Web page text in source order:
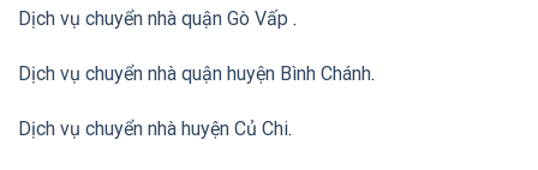
Dịch vụ chuyển nhà quận Gò Vấp .
Dịch vụ chuyển nhà quận huyện Bình Chánh.
Dịch vụ chuyển nhà huyện Củ Chi.